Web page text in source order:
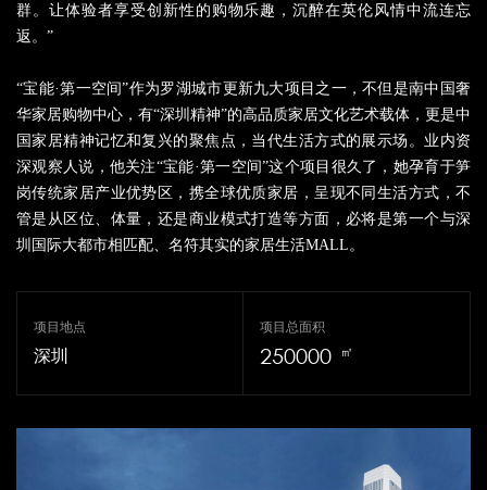
群。让体验者享受创新性的购物乐趣，沉醉在英伦风情中流连忘
返。”
“宝能·第一空间”作为罗湖城市更新九大项目之一，不但是南中国奢
华家居购物中心，有“深圳精神”的高品质家居文化艺术载体，更是中
国家居精神记忆和复兴的聚焦点，当代生活方式的展示场。业内资
深观察人说，他关注“宝能·第一空间”这个项目很久了，她孕育于笋
岗传统家居产业优势区，携全球优质家居，呈现不同生活方式，不
管是从区位、体量，还是商业模式打造等方面，必将是第一个与深
圳国际大都市相匹配、名符其实的家居生活MALL。
项目地点
深圳
项目总面积
250000 ㎡